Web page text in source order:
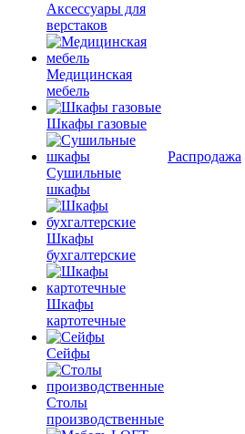
Аксессуары для
верстаков
Медицинская
мебель
Шкафы газовые
Сушильные
шкафы
Шкафы
бухгалтерские
Шкафы
картотечные
Сейфы
Столы
производственные
Распродажа